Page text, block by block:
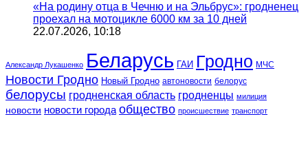
«На родину отца в Чечню и на Эльбрус»: гродненец
проехал на мотоцикле 6000 км за 10 дней
22.07.2026, 10:18
Александр Лукашенко Беларусь ГАИ Гродно МЧС
Новости Гродно Новый Гродно автоновости белорус
белорусы гродненская область гродненцы милиция
новости новости города общество происшествие транспорт